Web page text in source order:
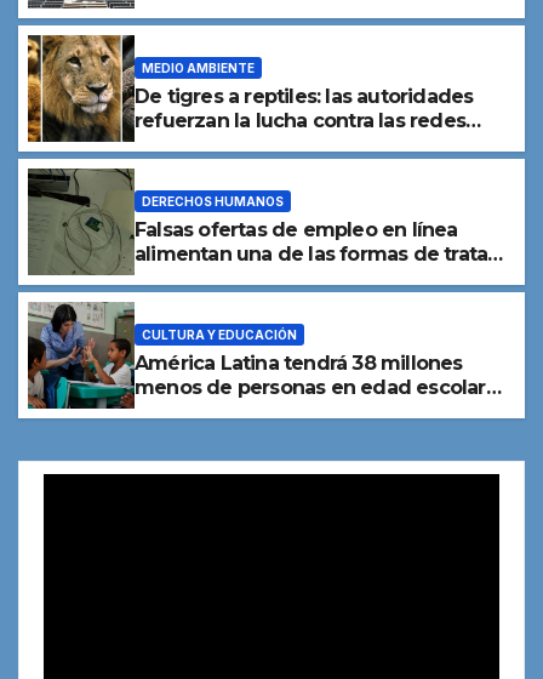
MEDIO AMBIENTE
De tigres a reptiles: las autoridades
refuerzan la lucha contra las redes
DERECHOS HUMANOS
Falsas ofertas de empleo en línea
alimentan una de las formas de trata
CULTURA Y EDUCACIÓN
América Latina tendrá 38 millones
menos de personas en edad escolar